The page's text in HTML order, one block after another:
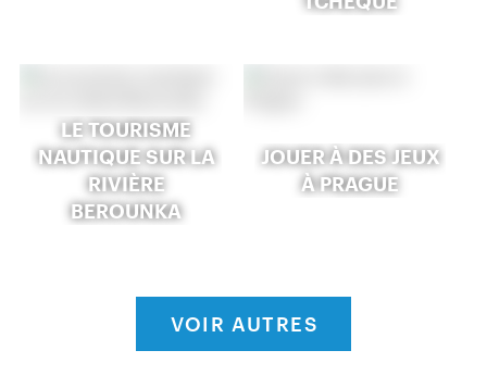
LE TOURISME
NAUTIQUE SUR LA
RIVIÈRE
BEROUNKA
JOUER À DES JEUX
À PRAGUE
VOIR AUTRES